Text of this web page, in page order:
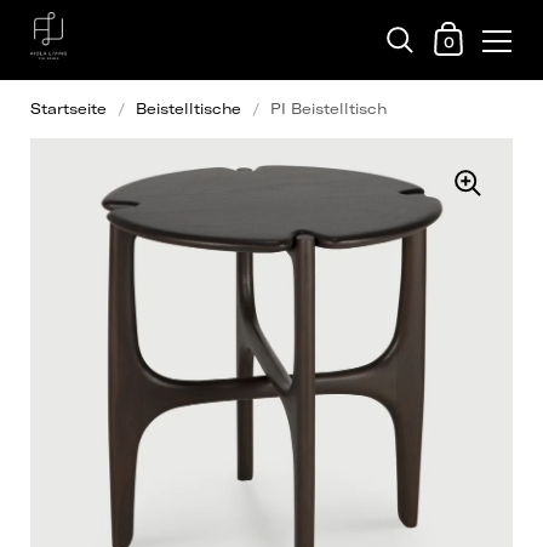
0
Startseite / Beistelltische / PI Beistelltisch